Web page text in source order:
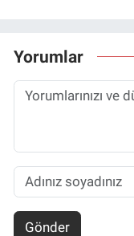
Yorumlar
Gönder